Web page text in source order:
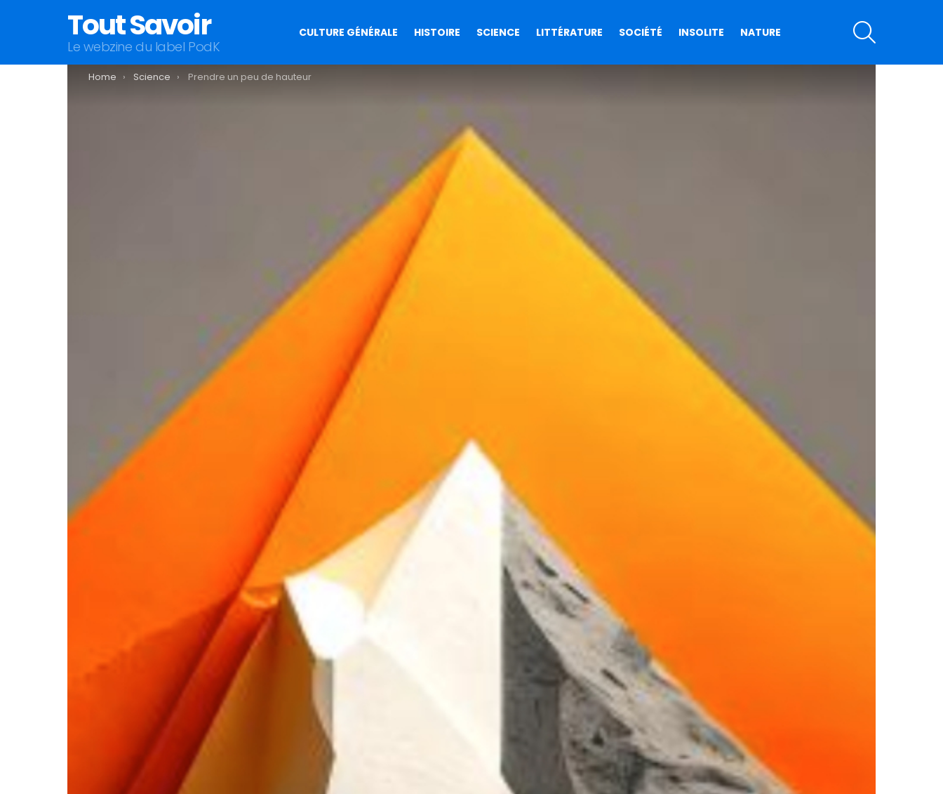
Tout Savoir
Le webzine du label PodK
CULTURE GÉNÉRALE HISTOIRE SCIENCE LITTÉRATURE SOCIÉTÉ INSOLITE NATURE
You are here:
Home Science Prendre un peu de hauteur